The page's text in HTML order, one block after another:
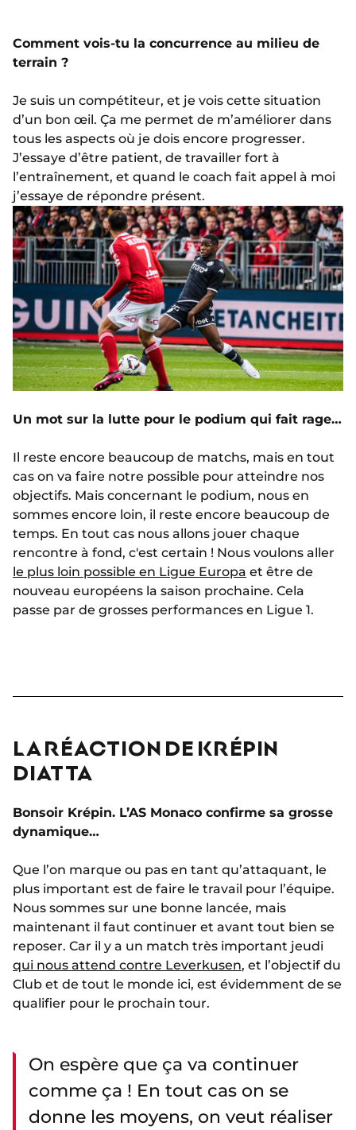
Comment vois-tu la concurrence au milieu de
terrain ?
Je suis un compétiteur, et je vois cette situation
d’un bon œil. Ça me permet de m’améliorer dans
tous les aspects où je dois encore progresser.
J’essaye d’être patient, de travailler fort à
l’entraînement, et quand le coach fait appel à moi
j’essaye de répondre présent.
Un mot sur la lutte pour le podium qui fait rage…
Il reste encore beaucoup de matchs, mais en tout
cas on va faire notre possible pour atteindre nos
objectifs. Mais concernant le podium, nous en
sommes encore loin, il reste encore beaucoup de
temps. En tout cas nous allons jouer chaque
rencontre à fond, c'est certain ! Nous voulons aller
le plus loin possible en Ligue Europa et être de
nouveau européens la saison prochaine. Cela
passe par de grosses performances en Ligue 1.
LA RÉACTION DE KRÉPIN
DIATTA
Bonsoir Krépin. L’AS Monaco confirme sa grosse
dynamique…
Que l’on marque ou pas en tant qu’attaquant, le
plus important est de faire le travail pour l’équipe.
Nous sommes sur une bonne lancée, mais
maintenant il faut continuer et avant tout bien se
reposer. Car il y a un match très important jeudi
qui nous attend contre Leverkusen, et l’objectif du
Club et de tout le monde ici, est évidemment de se
qualifier pour le prochain tour.
On espère que ça va continuer
comme ça ! En tout cas on se
donne les moyens, on veut réaliser